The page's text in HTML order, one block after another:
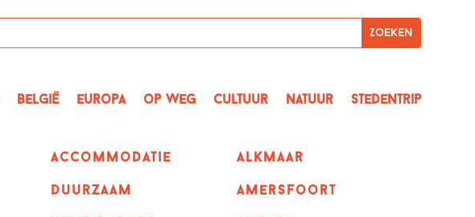
België Europa op Weg Cultuur Natuur Stedentrip
Accommodatie
Duurzaam
alkmaar
amersfoort